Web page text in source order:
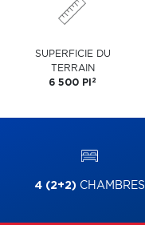
SUPERFICIE DU
TERRAIN
6 500 PI 2
4 (2+2) CHAMBRES